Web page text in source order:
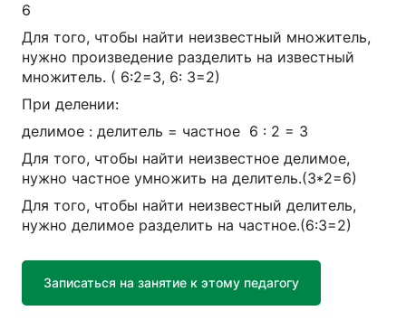
6
Для того, чтобы найти неизвестный множитель,
нужно произведение разделить на известный
множитель. ( 6:2=3, 6: 3=2)
При делении:
делимое : делитель = частное 6 : 2 = 3
Для того, чтобы найти неизвестное делимое,
нужно частное умножить на делитель.(3*2=6)
Для того, чтобы найти неизвестный делитель,
нужно делимое разделить на частное.(6:3=2)
Записаться на занятие к этому педагогу